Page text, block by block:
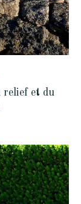
relief et du